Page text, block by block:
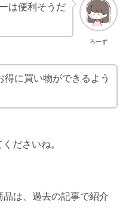
ろーず
は便利そうだ
得に買い物ができるよう
ださいね。
は、過去の記事で紹介